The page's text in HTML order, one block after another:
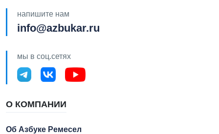
напишите нам
info@azbukar.ru
мы в соц.сетях
О КОМПАНИИ
Об Азбуке Ремесел